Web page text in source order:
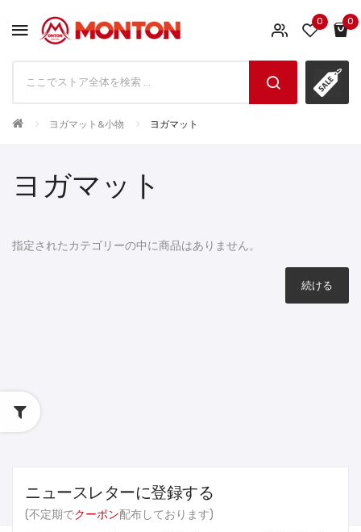
0 0
ヨガマット&小物 ヨガマット
ヨガマット
指定されたカテゴリーの中に商品はありません。
続ける
ニュースレターに登録する
(不定期でクーポン配布しております)